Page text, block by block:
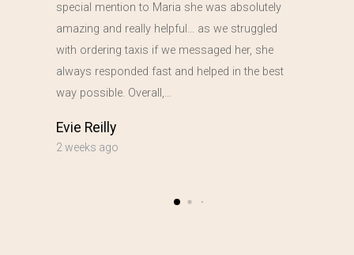
special mention to Maria she was absolutely
amazing and really helpful… as we struggled
with ordering taxis if we messaged her, she
always responded fast and helped in the best
way possible. Overall,…
Evie Reilly
2 weeks ago